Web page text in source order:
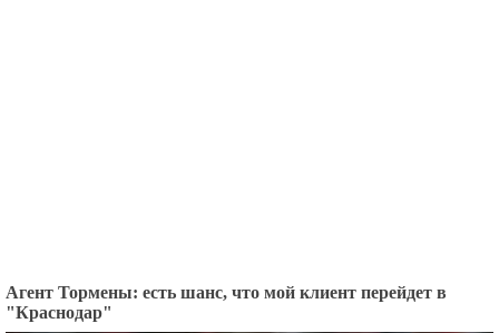
Агент Тормены: есть шанс, что мой клиент перейдет в
"Краснодар"